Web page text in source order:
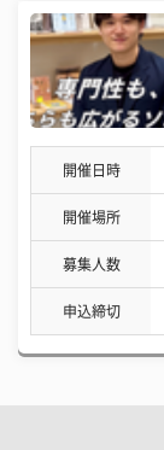
開催日時
開催場所
募集人数
申込締切